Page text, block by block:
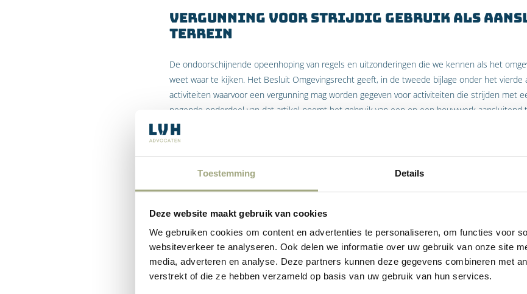
Toestemming Details
Deze website maakt gebruik van cookies
We gebruiken cookies om content en advertenties te personaliseren, om functies voor
websiteverkeer te analyseren. Ook delen we informatie over uw gebruik van onze site
media, adverteren en analyse. Deze partners kunnen deze gegevens combineren met
verstrekt of die ze hebben verzameld op basis van uw gebruik van hun services.
Vergunning voor strijdig gebruik als
terrein
De ondoorschijnende opeenhoping van regels en uitzonderingen die we kennen als het
weet waar te kijken. Het Besluit Omgevingsrecht geeft, in de tweede bijlage onder het vierde
activiteiten waarvoor een vergunning mag worden gegeven voor activiteiten die strijden met
negende onderdeel van dat artikel noemt het gebruik van een op een bouwwerk
terrein geldende planregels.
strijd met een bestemmingsplan, hoeft in dit geval niet te worden doorlopen. De kortere,
van het bestemmingsplan, zonder een stroperig proces van planologische besluitvorming te
Voorwaarden voor vergunning
Deze mogelijkheid tot vergunning is binnen strikte grenzen ingeperkt. De wetgever en rechter